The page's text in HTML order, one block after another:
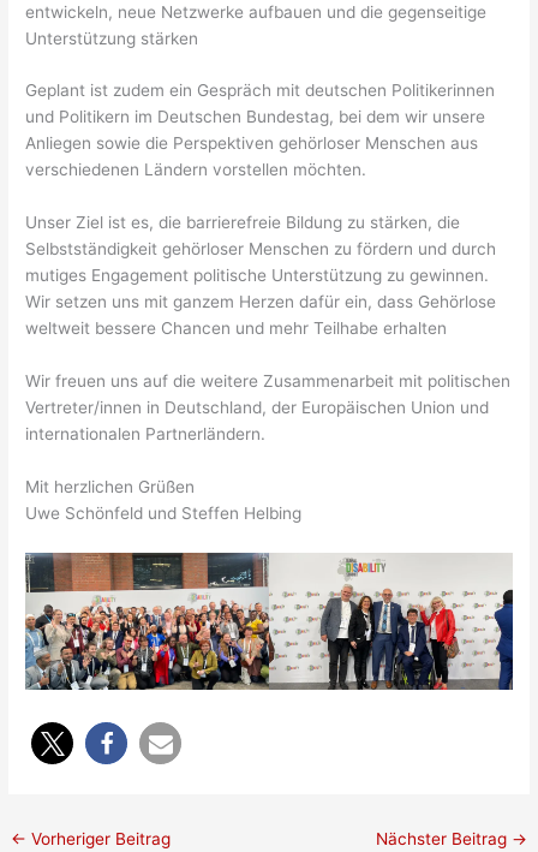
entwickeln, neue Netzwerke aufbauen und die gegenseitige
Unterstützung stärken
Geplant ist zudem ein Gespräch mit deutschen Politikerinnen
und Politikern im Deutschen Bundestag, bei dem wir unsere
Anliegen sowie die Perspektiven gehörloser Menschen aus
verschiedenen Ländern vorstellen möchten.
Unser Ziel ist es, die barrierefreie Bildung zu stärken, die
Selbstständigkeit gehörloser Menschen zu fördern und durch
mutiges Engagement politische Unterstützung zu gewinnen.
Wir setzen uns mit ganzem Herzen dafür ein, dass Gehörlose
weltweit bessere Chancen und mehr Teilhabe erhalten
Wir freuen uns auf die weitere Zusammenarbeit mit politischen
Vertreter/innen in Deutschland, der Europäischen Union und
internationalen Partnerländern.
Mit herzlichen Grüßen
Uwe Schönfeld und Steffen Helbing
← Vorheriger Beitrag Nächster Beitrag →